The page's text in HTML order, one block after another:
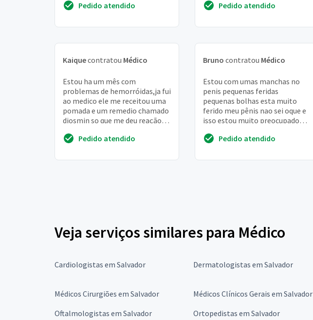
registro no...
Pedido atendido
para clonazepam e ...
Pedido atendido
Kaiquecontratou Médico
Estou ha um mês com
problemas de hemorróidas,ja fui
ao medico ele me receitou uma
pomada e um remedio chamado
diosmin so que me deu reação
de um especial...
Pedido atendido
Bruno contratou Médico
Estou com umas manchas no
penis pequenas feridas
pequenas bolhas esta muito
ferido meu pênis nao sei oque e
isso estou muito preocupado
examinar melhor por favor...
Pedido atendido
Veja serviços similares para Médico
Cardiologistas em Salvador Dermatologistas em Salvador
Médicos Cirurgiões em Salvador
Médicos Clínicos Gerais em Salvador
Oftalmologistas em Salvador
Ortopedistas em Salvador